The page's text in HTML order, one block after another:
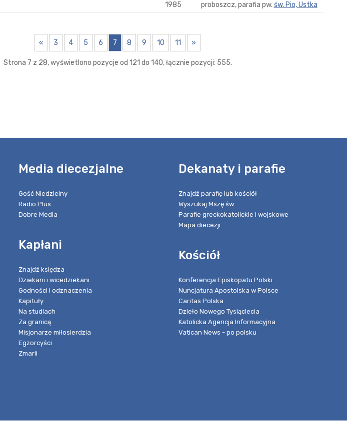
1985 proboszcz, parafia pw. św. Pio, Ustka
« 3 4 5 6 7 8 9 10 11 »
Strona 7 z 28, wyświetlono pozycje od 121 do 140, łącznie pozycji: 555.
Media diecezjalne
Gość Niedzielny
Radio Plus
Dobre Media
Kapłani
Znajdź księdza
Dziekani i wicedziekani
Godności i odznaczenia
Kapituły
Na studiach
Za granicą
Misjonarze miłosierdzia
Egzorcyści
Zmarli
Dekanaty i parafie
Znajdź parafię lub kościół
Wyszukaj Mszę św.
Parafie greckokatolickie i wojskowe
Mapa diecezji
Kościół
Konferencja Episkopatu Polski
Nuncjatura Apostolska w Polsce
Caritas Polska
Dzieło Nowego Tysiąclecia
Katolicka Agencja Informacyjna
Vatican News - po polsku